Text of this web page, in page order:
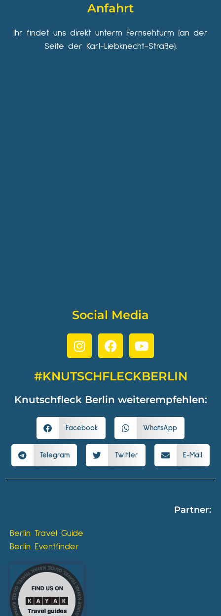
Anfahrt
Ihr findet uns direkt unterm Fernsehturm (an der
Seite der Karl-Liebknecht-Straße).
Social Media
#KNUTSCHFLECKBERLIN
Knutschfleck Berlin weiterempfehlen:
Facebook WhatsApp
Telegram Twitter E-Mail
Partner:
Berlin Travel Guide
Berlin Eventfinder